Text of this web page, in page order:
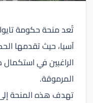
تُعد منحة حكومة
آسيا، حيث تقدمها
الراغبين في استكمال
المرموقة.
تهدف هذه المنحة